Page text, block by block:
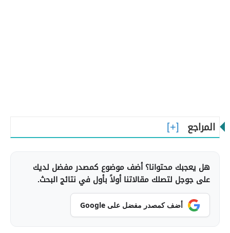
المراجع
هل يعجبك محتوانا؟ أضف موضوع كمصدر مفضل لديك
على جوجل لتصلك مقالاتنا أولاً بأول في نتائج البحث.
أضف كمصدر مفضل على Google